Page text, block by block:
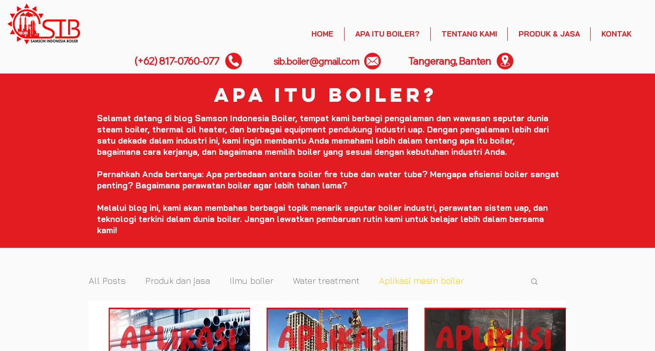
HOME APA ITU BOILER? TENTANG KAMI PRODUK & JASA KONTAK
(+62) 817-0760-077 sib.boiler@gmail.com Tangerang, Banten
apa itu boiler?
Selamat datang di blog Samson Indonesia Boiler, tempat kami berbagi pengalaman dan wawasan seputar dunia
steam boiler, thermal oil heater, dan berbagai equipment pendukung industri uap. Dengan pengalaman lebih dari
satu dekade dalam industri ini, kami ingin membantu Anda memahami lebih dalam tentang apa itu boiler,
bagaimana cara kerjanya, dan bagaimana memilih boiler yang sesuai dengan kebutuhan industri Anda.
Pernahkah Anda bertanya: Apa perbedaan antara boiler fire tube dan water tube? Mengapa efisiensi boiler sangat
penting? Bagaimana perawatan boiler agar lebih tahan lama?
Melalui blog ini, kami akan membahas berbagai topik menarik seputar boiler industri, perawatan sistem uap, dan
teknologi terkini dalam dunia boiler. Jangan lewatkan pembaruan rutin kami untuk belajar lebih dalam bersama
kami!
All Posts Produk dan jasa Ilmu boiler Water treatment Aplikasi mesin boiler